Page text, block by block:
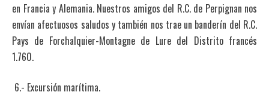
en Francia y Alemania. Nuestros amigos del R.C. de Perpignan nos
envían afectuosos saludos y también nos trae un banderín del R.C.
Pays de Forchalquier-Montagne de Lure del Distrito francés
1.760.
6.- Excursión marítima.